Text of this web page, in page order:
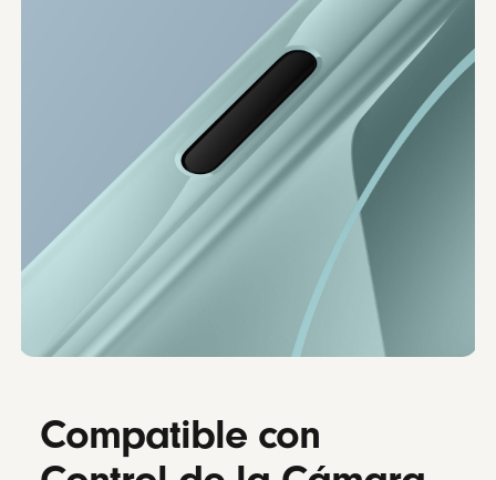
Compatible con